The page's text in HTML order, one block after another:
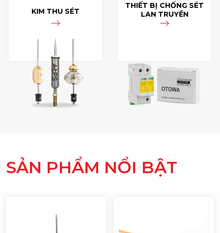
KIM THU SÉT
THIẾT BỊ CHỐNG SÉT
LAN TRUYỀN
SẢN PHẨM NỔI BẬT